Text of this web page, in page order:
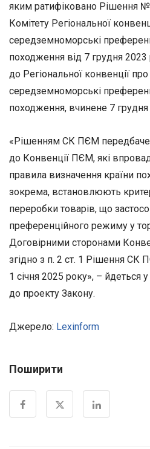
яким ратифіковано Рішення
Комітету Регіональної
середземноморські
походження від 7 грудня
до Регіональної конвенції
середземноморські
походження, вчинене 7
«Рішенням СК ПЄМ
до Конвенції ПЄМ, які
правила визначення країни
зокрема, встановлюють
переробки товарів, що
преференційного режиму у
Договірними сторонами
згідно з п. 2 ст. 1 Рішення СК
1 січня 2025 року», – йдеться
до проекту Закону.
Джерело: Lexinform
Поширити